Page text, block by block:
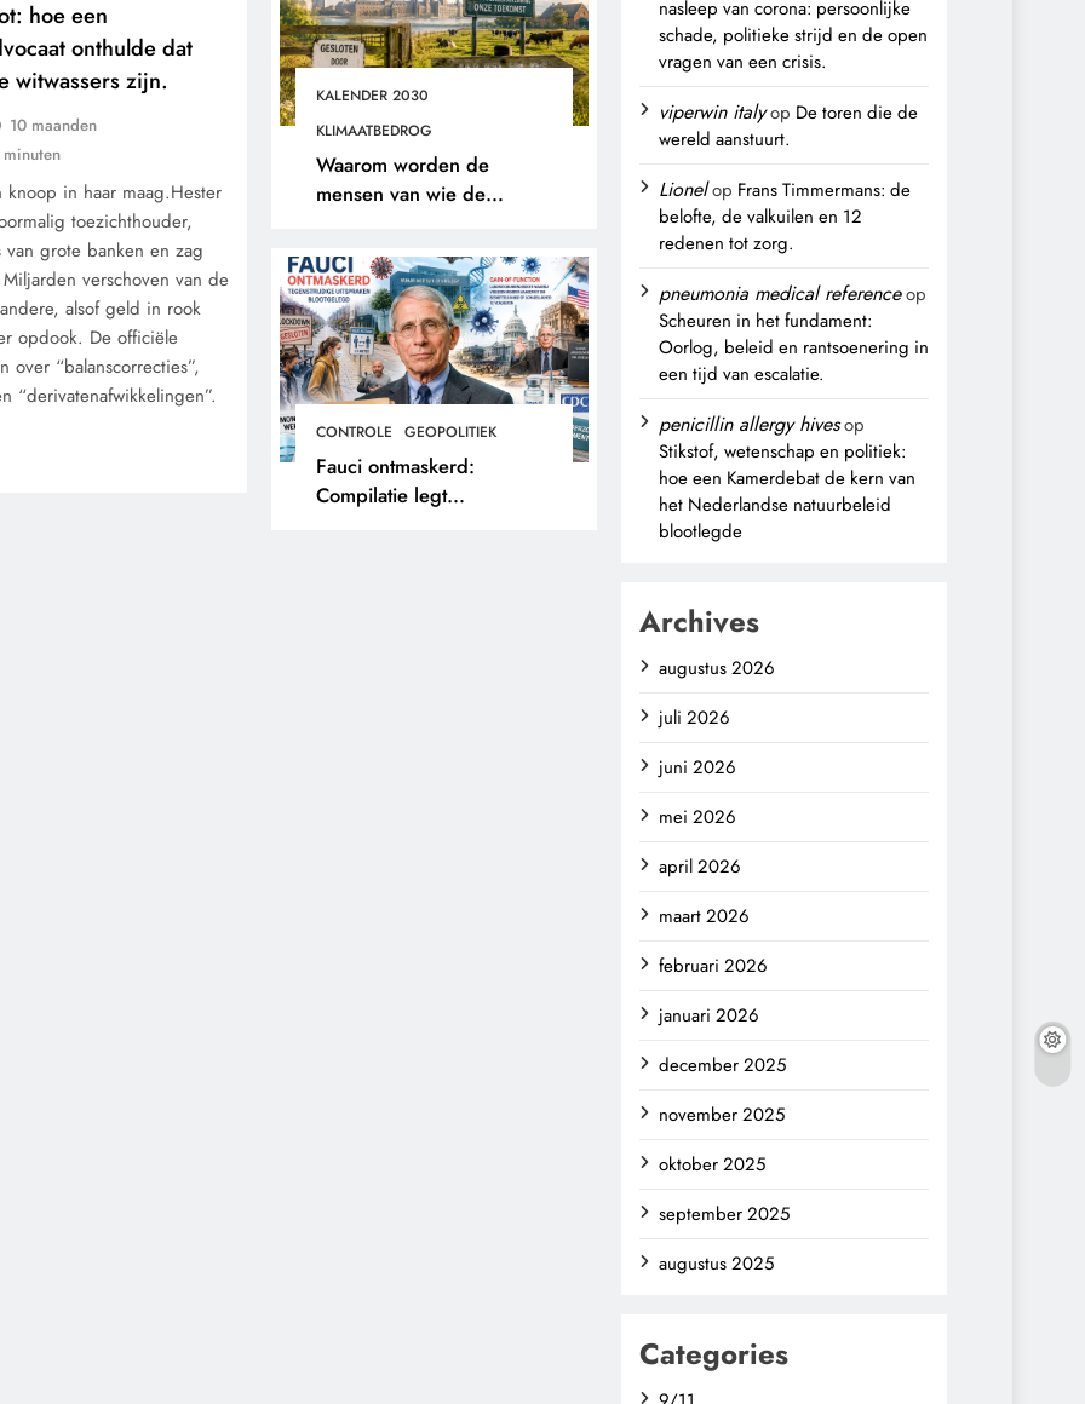
KALENDER 2030
KLIMAATBEDROG
Waarom worden de
mensen van wie de
buitengesloten?
CONTROLE GEOPOLITIEK
Fauci ontmaskerd:
Compilatie legt
hoe een
onthulde dat
witwassers zijn.
10 maanden
minuten
in haar maag.Hester
toezichthouder,
grote banken en zag
verschoven van de
alsof geld in rook
opdook. De officiële
over “balanscorrecties”,
“derivatenafwikkelingen”.
nasleep van corona: persoonlijke
schade, politieke strijd en de open
vragen van een crisis.
viperwin italyop De toren die de
wereld aanstuurt.
Lionelop Frans Timmermans: de
belofte, de valkuilen en 12
redenen tot zorg.
pneumonia medical referenceop
Scheuren in het fundament:
Oorlog, beleid en rantsoenering in
een tijd van escalatie.
penicillin allergy hivesop
Stikstof, wetenschap en politiek:
hoe een Kamerdebat de kern van
het Nederlandse natuurbeleid
blootlegde
Archives
augustus 2026
juli 2026
juni 2026
mei 2026
april 2026
maart 2026
februari 2026
januari 2026
december 2025
november 2025
oktober 2025
september 2025
augustus 2025
Categories